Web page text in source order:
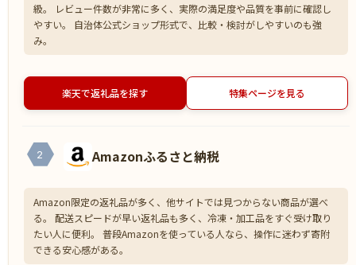
級。 レビュー件数が非常に多く、実際の満足度や品質を事前に確認し
やすい。 自治体公式ショップ形式で、比較・検討がしやすいのも強
み。
楽天で返礼品を探す 特集ページを見る
2 Amazonふるさと納税
Amazon限定の返礼品が多く、他サイトでは見つからない商品が選べ
る。 配送スピードが早い返礼品も多く、冷凍・加工品をすぐ受け取り
たい人に便利。 普段Amazonを使っている人なら、操作に迷わず寄附
できる安心感がある。